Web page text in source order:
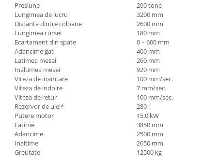
Standuri pentru strunguri
Instrumente de prindere
Dispozitive de prindere pentru
unelte
Elemente de prindere mecanică
Fălci pentru PHV / VHV
Menghine
Mese rotative / mese inclinabile /
Etape XY
Papusa mobila / con de centrare
Instrumente de masurare
Afisaj digital
Bloc ecartament, masurare și
Presiune
200 tone
Lungimea de lucru
3200 mm
Distanta dintre coloane
2600 mm
Lungimea cursei
180 mm
Ecartament din spate
0 – 600 mm
Adancime gat
400 mm
Latimea mesei
260 mm
Inaltimea mesei
920 mm
Viteza de inaintare
100 mm/sec.
Viteza de indoire
7 mm/sec.
Viteza de retur
100 mm/sec.
Rezervor de ulei*
280 l
Putere motor
15,0 kW
Latime
3850 mm
Adancime
2500 mm
Inaltime
2650 mm
Greutate
12500 kg